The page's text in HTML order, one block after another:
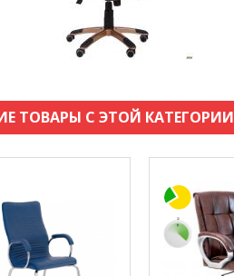
ТОВАРЫ С ЭТОЙ КАТЕГОРИИ